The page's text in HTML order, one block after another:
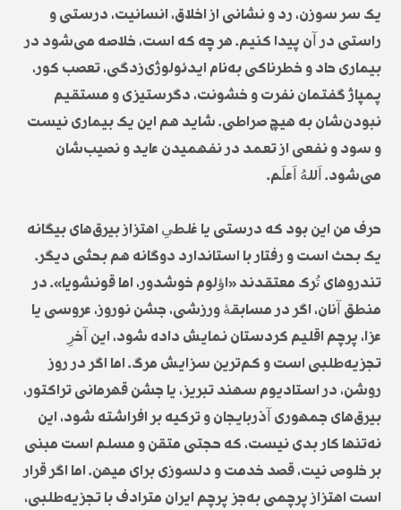
یک سر سوزن، رد و نشانی از اخلاق، انسانیت، درستی و
راستی در آن پیدا کنیم. هر چه که است، خلاصه می‌شود در
بیماری حاد و خطرناکی به‌نام ایدئولوژی‌زدگی، تعصب کور،
پمپاژ گفتمان نفرت و خشونت، دگرستیزی و مستقیم
نبودن‌شان به هیچ صراطی. شاید هم این یک بیماری نیست
و سود و نفعی از تعمد در نفهمیدن عاید و نصیب‌شان
می‌شود. اَللهُ اَعلَم.
حرف من این بود که درستی یا غلطیِ اهتزاز بیرق‌های بیگانه
یک بحث است و رفتار با استاندارد دوگانه هم بحثی دیگر.
تندروهای تُرک معتقدند «اؤلوم خوشدور، اما قونشویا». در
منطق آنان، اگر در مسابقۀ ورزشی، جشن نوروز، عروسی یا
عزا، پرچم اقلیم کردستان نمایش داده شود، این آخرِ
تجزیه‌طلبی است و کم‌ترین سزایش مرگ. اما اگر در روز
روشن، در استادیوم سهند تبریز، یا جشن قهرمانی تراکتور،
بیرق‌های جمهوری آذربایجان و ترکیه بر افراشته شود، این
نه‌تنها کار بدی نیست، که حجتی متقن و مسلم است مبنی
بر خلوص نیت، قصد خدمت و دلسوزی برای میهن. اما اگر قرار
است اهتزاز پرچمی به‌جز پرچم ایران مترادف با تجزیه‌طلبی،